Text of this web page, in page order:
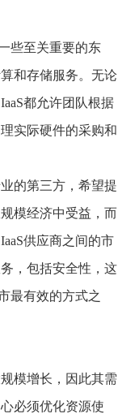
些至关重要的东
和存储服务。无论
都允许团队根据
实际硬件的采购和
的第三方，希望提
模经济中受益，而
供应商之间的市
，包括安全性，这
最有效的方式之
模增长，因此其需
必须优化资源使